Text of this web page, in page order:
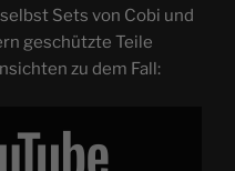
Sets von Cobi und
geschützte Teile
zu dem Fall: